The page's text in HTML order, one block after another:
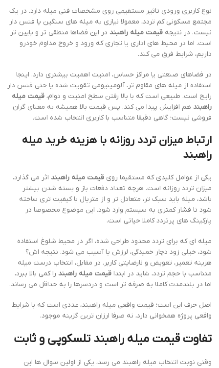
نوع کاربری ورودی تاثیر مستقیمی روی مشخصات فنی میله دارد. در یک
مجتمع مسکونی کم تردد، معمولا نیازی به میله های سنگین یا فنس دار
نیست. در نتیجه قیمت میله راهبند در این فضاها منطقی تر و پایین تر
است. اما در محیط های اداری یا تجاری که ورود و خروج مداوم خودرو
داریم، شرایط فرق می کند.
در فضاهای صنعتی یا مراکز حساس، امنیت اهمیت بیشتری دارد. اینجا
استفاده از میله های مقاوم تر، آلومینیومی تقویت شده یا حتی فنس دار
رایج است. طبیعی است که با بالا رفتن سطح امنیت و دوام، قیمت میله
راهبند هم افزایش پیدا می کند. پس قیمت بالا همیشه به معنای گران
فروشی نیست؛ گاهی دقیقا متناسب با کاربری انتخاب شده است.
ارتباط میزان تردد روزانه با هزینه خرید میله
راهبند
یکی از عوامل کلیدی که مستقیما روی قیمت میله راهبند اثر می گذارد،
میزان تردد روزانه است. هرچه تعداد دفعات باز و بسته شدن بیشتر
باشد، میله باید سبک تر، متعادل تر و از متریال با کیفیت تری ساخته
شود تا فشار کمتری به سیستم وارد شود. این موضوع مخصوصا در
پارکینگ های پرتردد کاملا حیاتی است.
میله ای که برای تردد محدود طراحی شده، اگر در محیط شلوغ استفاده
شود، خیلی زود دچار خمیدگی، لرزش یا آسیب می شود. نتیجه اش؟
هزینه تعمیر، تعویض و نارضایتی کاربر. در مقابل، انتخاب درست میله
متناسب با حجم تردد، شاید در ابتدا قیمت میله راهبند را کمی بالا ببرد،
اما در بلندمدت کاملا به صرفه تر است و دردسرها را به حداقل می رساند.
اصل حرف این است؛ قیمت واقعی میله راهبند، عددی است که با شرایط
واقعی پروژه همخوانی دارد، نه صرفا ارزان ترین گزینه موجود.
تفاوتقیمت میله راهبند تلسکوپی و ثابت
وقتی نوبت انتخاب میله راهبند می رسد، یکی از اولین سوال ها این